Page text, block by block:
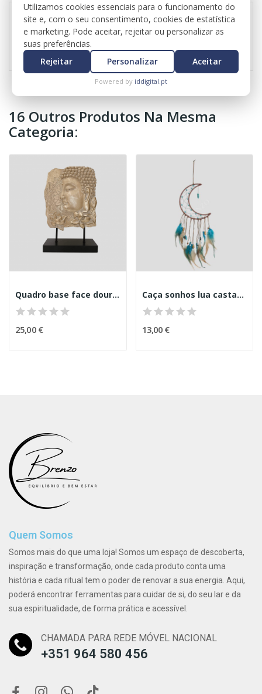
Referência 0069
16 Outros Produtos Na Mesma
Categoria:
Quadro base face dourada
25,00 €
Caça sonhos lua castanha
13,00 €
Quem Somos
Somos mais do que uma loja! Somos um espaço de descoberta,
inspiração e transformação, onde cada produto conta uma
história e cada ritual tem o poder de renovar a sua energia. Aqui,
poderá encontrar ferramentas para cuidar de si, do seu lar e da
sua espiritualidade, de forma prática e acessível.
CHAMADA PARA REDE MÓVEL NACIONAL
+351 964 580 456
Utilizamos cookies essenciais para o funcionamento do
site e, com o seu consentimento, cookies de estatística
e marketing. Pode aceitar, rejeitar ou personalizar as
suas preferências.
Rejeitar
Personalizar Aceitar
Powered by iddigital.pt